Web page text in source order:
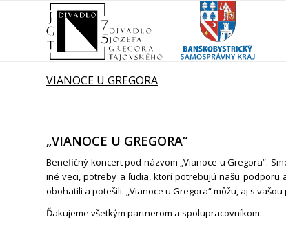
VIANOCE U GREGORA
„VIANOCE U GREGORA“
Benefičný koncert pod názvom „Vianoce u Gregora“.
iné veci, potreby a ľudia, ktorí potrebujú našu podporu
obohatili a potešili. „Vianoce u Gregora“ môžu, aj s
Ďakujeme všetkým partnerom a spolupracovníkom.